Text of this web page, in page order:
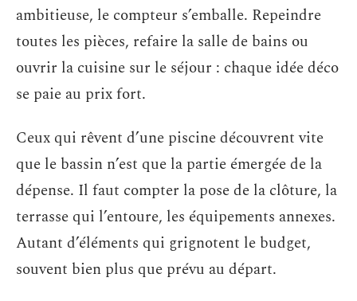
ambitieuse, le compteur s’emballe. Repeindre
toutes les pièces, refaire la salle de bains ou
ouvrir la cuisine sur le séjour : chaque idée déco
se paie au prix fort.
Ceux qui rêvent d’une piscine découvrent vite
que le bassin n’est que la partie émergée de la
dépense. Il faut compter la pose de la clôture, la
terrasse qui l’entoure, les équipements annexes.
Autant d’éléments qui grignotent le budget,
souvent bien plus que prévu au départ.